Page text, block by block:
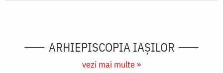
ARHIEPISCOPIA IAŞILOR
vezi mai multe »